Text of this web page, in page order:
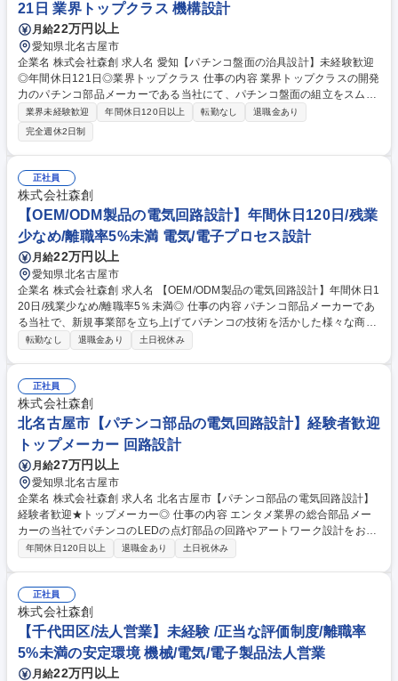
21日 業界トップクラス 機構設計
月給22万円以上
愛知県北名古屋市
企業名 株式会社森創 求人名 愛知【パチンコ盤面の治具設計】未経験歓迎
◎年間休日121日◎業界トップクラス 仕事の内容 業界トップクラスの開発
力のパチンコ部品メーカーである当社にて、パチンコ盤面の組立をスムー
ズに行うための治具設計の業務をお任せいたします。 【具体的には】 品
質保証のメンバーから治具の仕様をもらい、治具の設計、作成を行いま
す。 設計基準に基づき、コストや機能性を意識した設計を行っていただき
ます。 治具はプラスチックを基本とし、切削機で加工して作成します。
募集職種 愛知【パチンコ盤面の治具設計】未経験歓迎◎年間休日121日◎
業界トップクラス
業界未経験歓迎 年間休日120日以上 転勤なし
退職金あり
完全週休2日制
正社員
株式会社森創
【OEM/ODM製品の電気回路設計】年間休日120日/残業
少なめ/離職率5%未満 電気/電子プロセス設計
月給22万円以上
愛知県北名古屋市
企業名 株式会社森創 求人名 【OEM/ODM製品の電気回路設計】年間休日1
20日/残業少なめ/離職率5％未満◎ 仕事の内容 パチンコ部品メーカーであ
る当社で、新規事業部を立ち上げてパチンコの技術を活かした様々な商品
を開発しております。その新規事業部で電気回路設計を行っていただける
適切な発注先に回路の依頼をし、納品された回路を元に製品を完成させま
す。お客様に納期の回答をするために作業時間をイメージしたり、同部署
の機械設計者と打ち合わせを行ったたりと製品設計の管理業務を幅広く行
う事ができる業務です。■仕事内容の変更の範囲：当社業務全般 募集職種
【OEM/ODM製品の電気回路設計】年間休日120日/残業少なめ/離職率5％
未満◎
転勤なし 退職金あり 土日祝休み
正社員
株式会社森創
北名古屋市【パチンコ部品の電気回路設計】経験者歓迎
トップメーカー 回路設計
月給27万円以上
愛知県北名古屋市
企業名 株式会社森創 求人名 北名古屋市【パチンコ部品の電気回路設計】
経験者歓迎★トップメーカー◎ 仕事の内容 エンタメ業界の総合部品メー
カーの当社でパチンコのLEDの点灯部品の回路やアートワーク設計をお任
せ！メーカー要望の企画/演出/デザインの仕様を基に、LEDの点灯時間/タ
実施 ■基板上で成立するかどうか設計・検討 現在のパチンコ機では液晶画
面等の中心部だけでも20枚ほどの基板を用いており、液晶画面の演出に合
わせて、役物やLEDを光らせるなど、液晶周辺の演出に大きな役割を担っ
ています。 仕事内容の変更の範囲：なし 募集職種 北名古屋市【パチンコ
部品の電気回路設計】経験者歓迎★トップメーカー◎
年間休日120日以上 退職金あり 土日祝休み
正社員
株式会社森創
【千代田区/法人営業】未経験 /正当な評価制度/離職率
5%未満の安定環境 機械/電気/電子製品法人営業
月給22万円以上